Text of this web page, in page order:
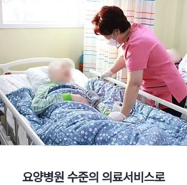
요양병원 수준의 의료서비스로